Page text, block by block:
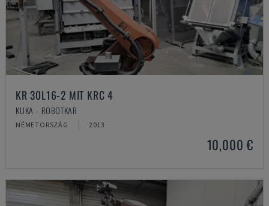
KR 30L16-2 MIT KRC 4
KUKA - ROBOTKAR
NÉMETORSZÁG 2013
10,000 €